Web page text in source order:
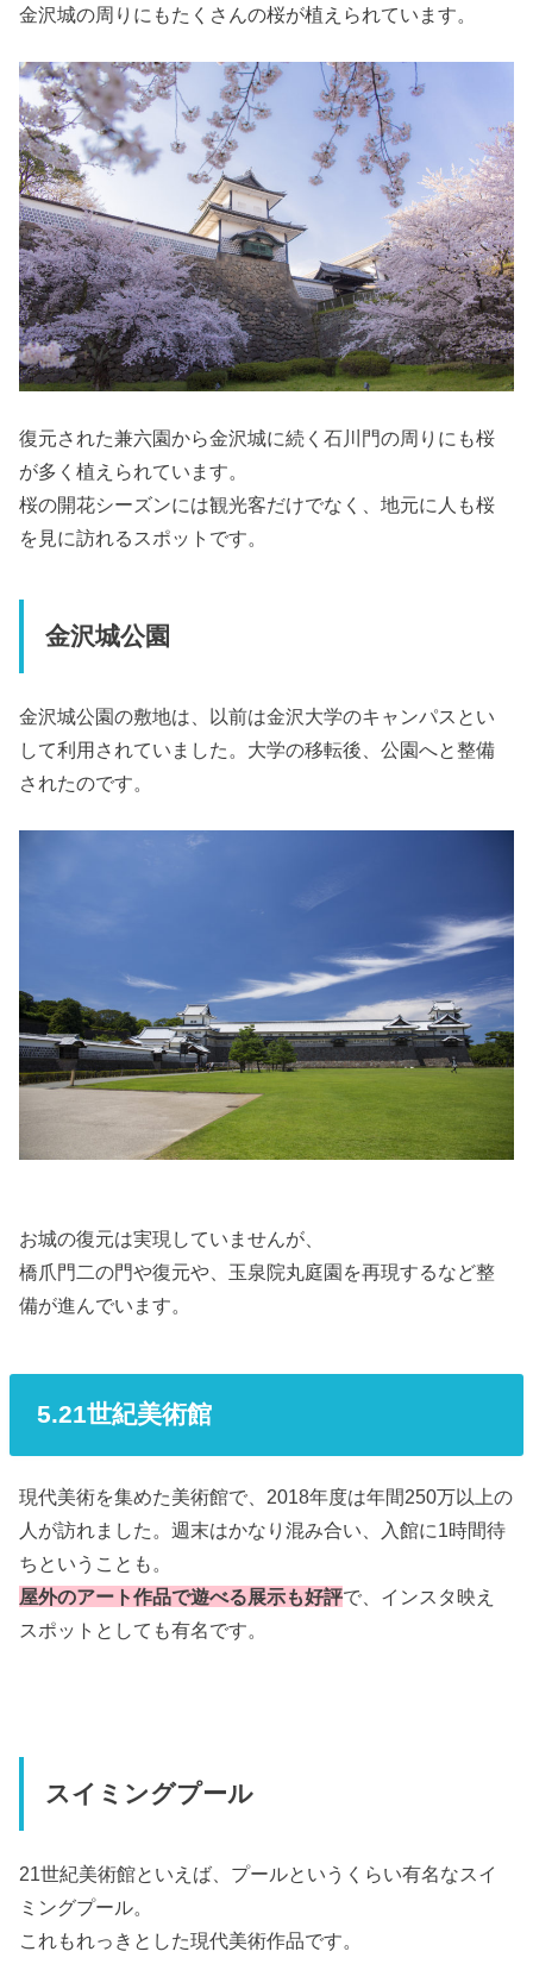
金沢城の周りにもたくさんの桜が植えられています。
復元された兼六園から金沢城に続く石川門の周りにも桜
が多く植えられています。
桜の開花シーズンには観光客だけでなく、地元に人も桜
を見に訪れるスポットです。
金沢城公園
金沢城公園の敷地は、以前は金沢大学のキャンパスとい
して利用されていました。大学の移転後、公園へと整備
されたのです。
お城の復元は実現していませんが、
橋爪門二の門や復元や、玉泉院丸庭園を再現するなど整
備が進んでいます。
5.21世紀美術館
現代美術を集めた美術館で、2018年度は年間250万以上の
人が訪れました。週末はかなり混み合い、入館に1時間待
ちということも。
屋外のアート作品で遊べる展示も好評で、インスタ映え
スポットとしても有名です。
スイミングプール
21世紀美術館といえば、プールというくらい有名なスイ
ミングプール。
これもれっきとした現代美術作品です。